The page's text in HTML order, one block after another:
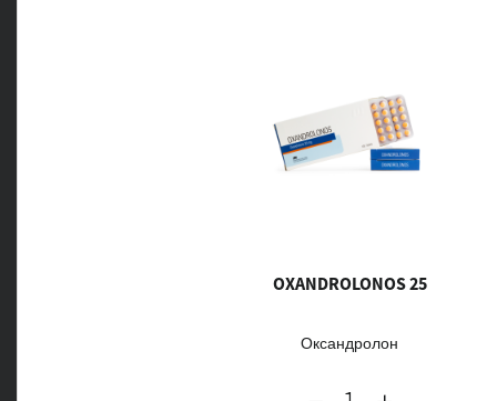
OXANDROLONOS 25
Оксандролон